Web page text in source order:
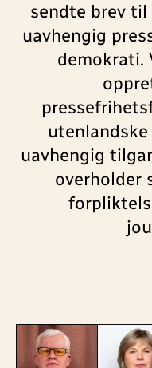
sendte brev til
uavhengig
demokrati.
uavhengig
overholder